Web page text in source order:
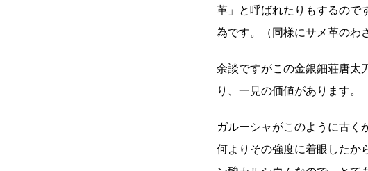
革」と呼ばれたりもするので
為です。（同様にサメ革の
余談ですがこの金銀鈿荘唐太
り、一見の価値があります
ガルーシャがこのように古く
何よりその強度に着眼したか